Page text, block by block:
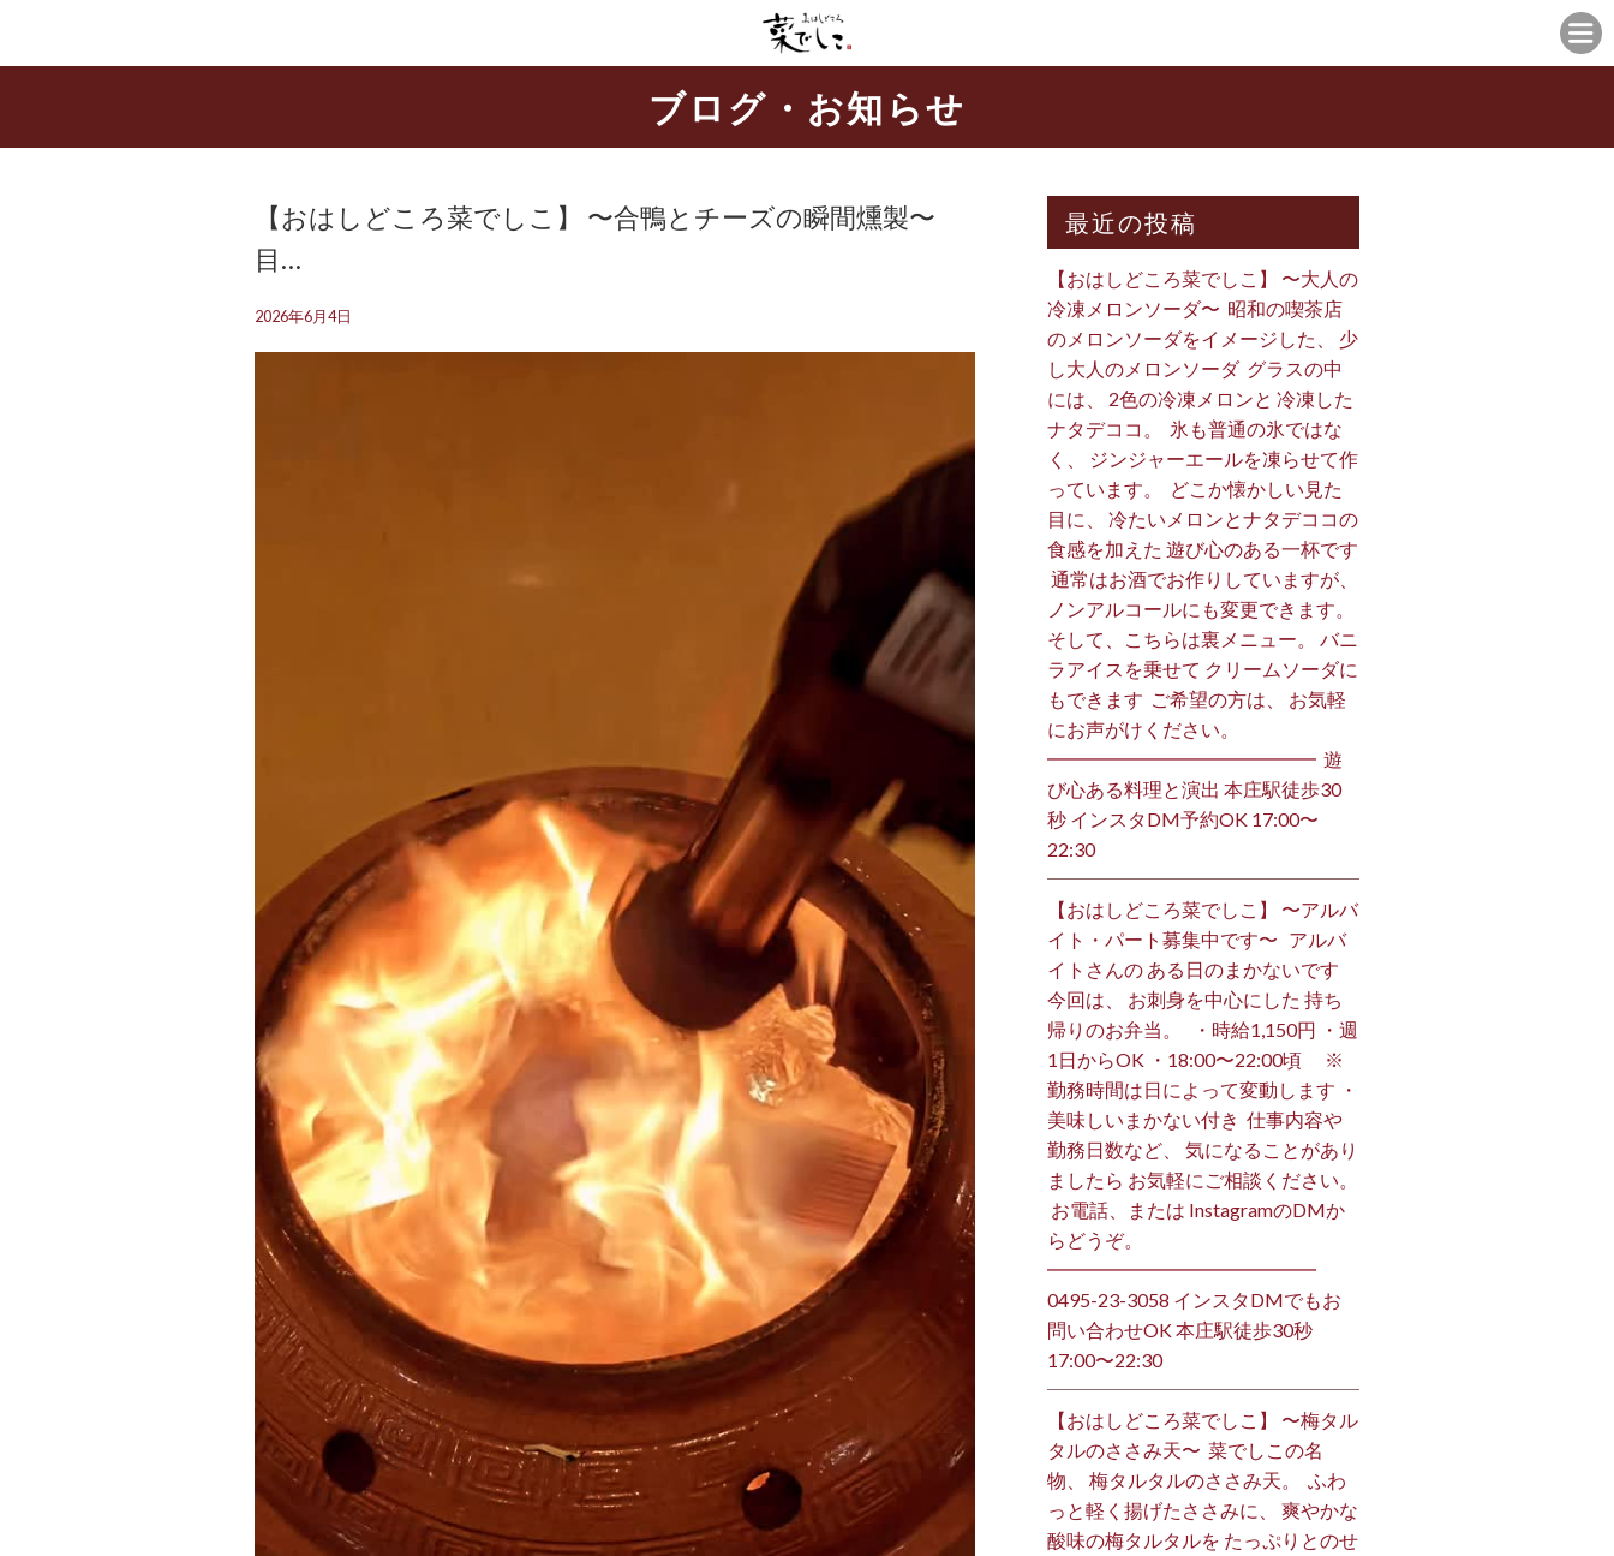
ブログ・お知らせ
【おはしどころ菜でしこ】 〜合鴨とチーズの瞬間燻製〜 ⁡
目…
2026年6月4日
最近の投稿
【おはしどころ菜でしこ】 〜大人の
冷凍メロンソーダ〜 ⁡ 昭和の喫茶店
のメロンソーダをイメージした、 少
し大人のメロンソーダ ⁡ グラスの中
には、 2色の冷凍メロンと 冷凍した
ナタデココ。 ⁡ 氷も普通の氷ではな
く、 ジンジャーエールを凍らせて作
っています。 ⁡ どこか懐かしい見た
目に、 冷たいメロンとナタデココの
食感を加えた 遊び心のある一杯です
⁡ 通常はお酒でお作りしていますが、
ノンアルコールにも変更できます。 ⁡
そして、こちらは裏メニュー。 バニ
ラアイスを乗せて クリームソーダに
もできます ⁡ ご希望の方は、 お気軽
にお声がけください。 ⁡
━━━━━━━━━━━━━━ ⁡ 遊
び心ある料理と演出 本庄駅徒歩30
秒 インスタDM予約OK 17:00〜
22:30 ⁡
【おはしどころ菜でしこ】 〜アルバ
イト・パート募集中です〜 ⁡ ⁡ アルバ
イトさんの ある日のまかないです ⁡
今回は、 お刺身を中心にした 持ち
帰りのお弁当。 ⁡ ⁡ ・時給1,150円 ・週
1日からOK ・18:00〜22:00頃 ※
勤務時間は日によって変動します ・
美味しいまかない付き ⁡ 仕事内容や
勤務日数など、 気になることがあり
ましたら お気軽にご相談ください。
⁡ お電話、または InstagramのDMか
らどうぞ。 ⁡
━━━━━━━━━━━━━━ ⁡
️0495-23-3058 インスタDMでもお
問い合わせOK 本庄駅徒歩30秒
17:00〜22:30 ⁡
【おはしどころ菜でしこ】 〜梅タル
タルのささみ天〜 ⁡ 菜でしこの名
物、 梅タルタルのささみ天。 ⁡ ふわ
っと軽く揚げたささみに、 爽やかな
酸味の梅タルタルを たっぷりとのせ